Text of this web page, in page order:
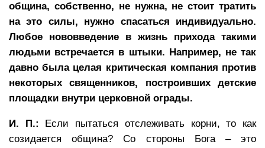
община, собственно, не нужна, не стоит тратить
на это силы, нужно спасаться индивидуально.
Любое нововведение в жизнь прихода такими
людьми встречается в штыки. Например, не так
давно была целая критическая компания против
некоторых священников, построивших детские
площадки внутри церковной ограды.
И. П.:
Если пытаться отслеживать корни, то как
созидается община? Со стороны Бога – это